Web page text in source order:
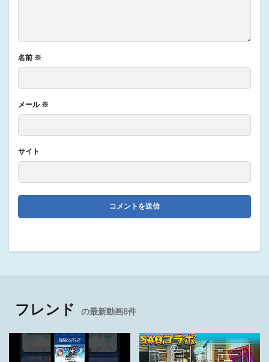
名前 ※
メール ※
サイト
フレンド の最新動画8件